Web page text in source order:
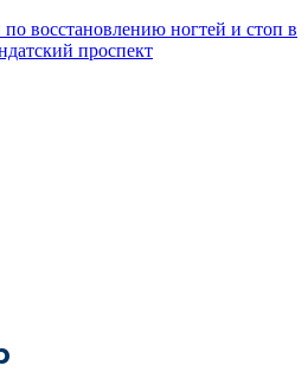
восстановлению ногтей и стоп в
проспект